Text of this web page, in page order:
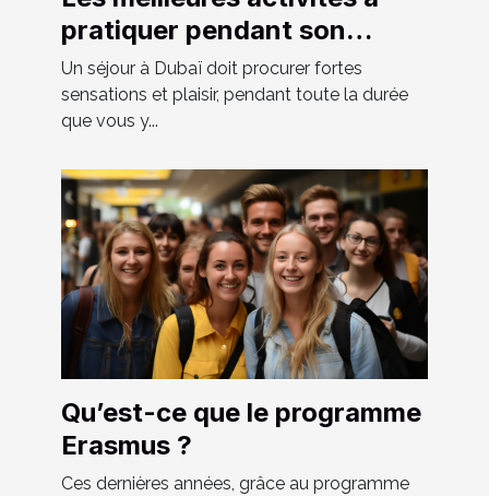
pratiquer pendant son
séjour à Dubaï
Un séjour à Dubaï doit procurer fortes
sensations et plaisir, pendant toute la durée
que vous y...
Qu’est-ce que le programme
Erasmus ?
Ces dernières années, grâce au programme